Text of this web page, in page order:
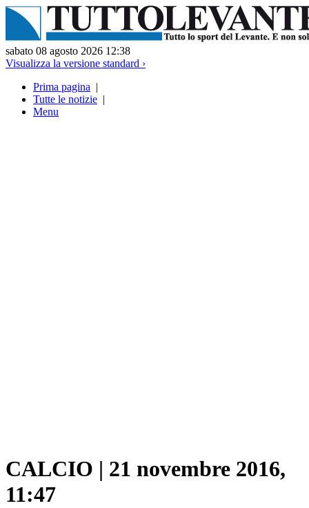
sabato 08 agosto 2026 12:38
Visualizza la versione standard ›
Prima pagina |
Tutte le notizie |
Menu
CALCIO | 21 novembre 2016,
11:47